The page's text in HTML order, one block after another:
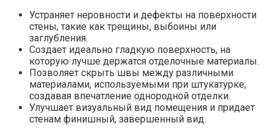
Устраняет неровности и дефекты на поверхности
стены, такие как трещины, выбоины или
заглубления.​
Создает идеально гладкую поверхность, на
которую лучше держатся отделочные материалы.​
Позволяет скрыть швы между различными
материалами, используемыми при штукатурке,
создавая впечатление однородной отделки.​
Улучшает визуальный вид помещения и придает
стенам финишный, завершенный вид.​